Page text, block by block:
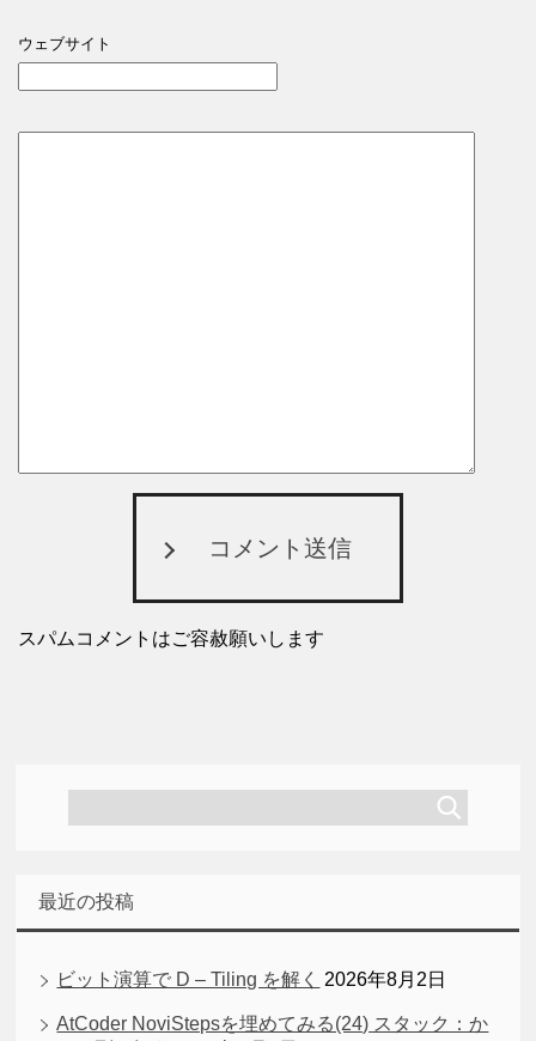
ウェブサイト
コメント送信
スパムコメントはご容赦願いします
最近の投稿
ビット演算で D – Tiling を解く 2026年8月2日
AtCoder NoviStepsを埋めてみる(24) スタック：か